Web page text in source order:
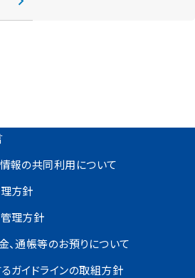
報の共同利用について
方針
理方針
、通帳等のお預りについて
ガイドラインの取組方針